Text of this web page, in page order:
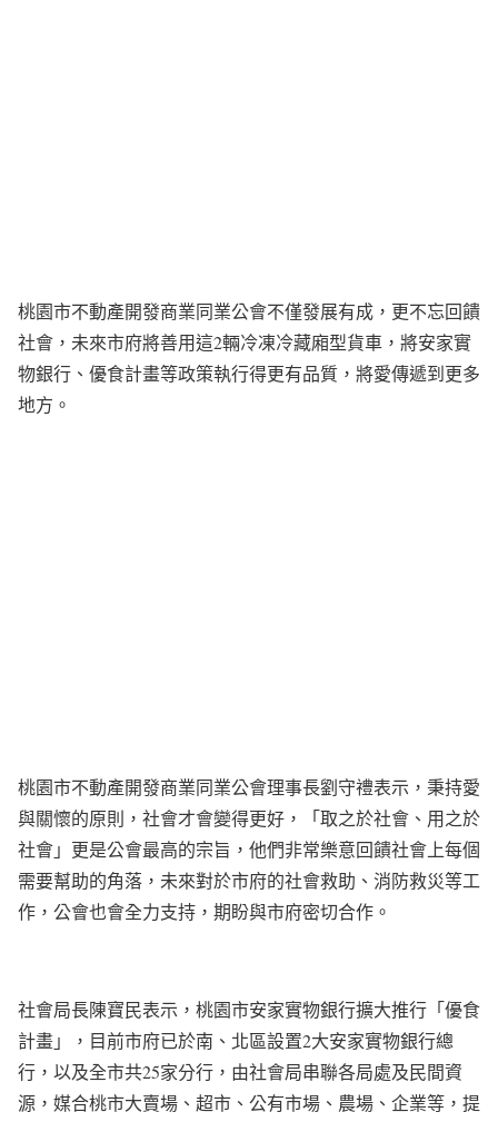
桃園市不動產開發商業同業公會不僅發展有成，更不忘回饋
社會，未來市府將善用這2輛冷凍冷藏廂型貨車，將安家實
物銀行、優食計畫等政策執行得更有品質，將愛傳遞到更多
地方。
桃園市不動產開發商業同業公會理事長劉守禮表示，秉持愛
與關懷的原則，社會才會變得更好，「取之於社會、用之於
社會」更是公會最高的宗旨，他們非常樂意回饋社會上每個
需要幫助的角落，未來對於市府的社會救助、消防救災等工
作，公會也會全力支持，期盼與市府密切合作。
社會局長陳寶民表示，桃園市安家實物銀行擴大推行「優食
計畫」，目前市府已於南、北區設置2大安家實物銀行總
行，以及全市共25家分行，由社會局串聯各局處及民間資
源，媒合桃市大賣場、超市、公有市場、農場、企業等，提